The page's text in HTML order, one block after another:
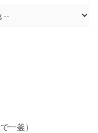
一釜）